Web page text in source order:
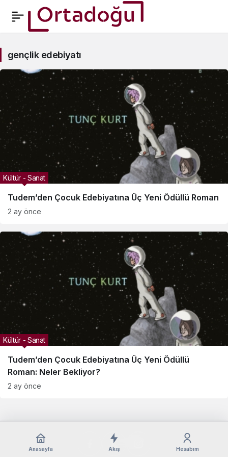
edebiyatı
Haberleri
gençlik edebiyatı
Tudem’den Çocuk Edebiyatına Üç Yeni Ödüllü Roman
Kültür - Sanat
2 ay önce
Tudem’den Çocuk Edebiyatına Üç Yeni Ödüllü
Roman: Neler Bekliyor?
Kültür - Sanat
2 ay önce
Anasayfa Akış Hesabım